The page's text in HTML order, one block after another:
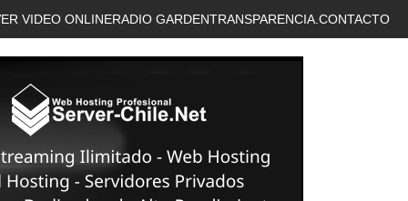
VIDEO ONLINERADIO GARDENTRANSPARENCIA. CONTACTO